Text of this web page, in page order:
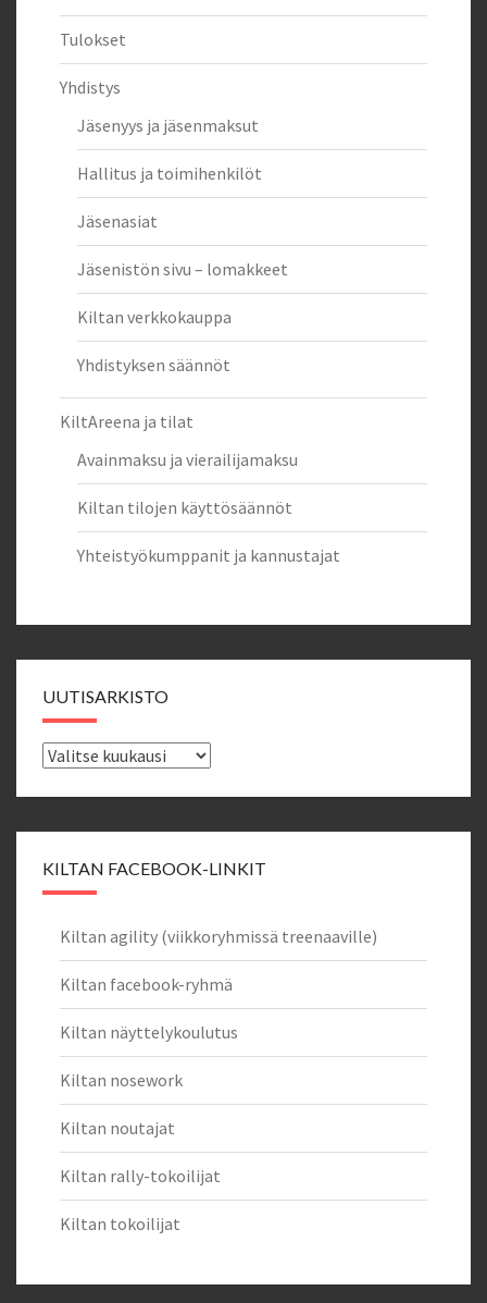
Tulokset
Yhdistys
Jäsenyys ja jäsenmaksut
Hallitus ja toimihenkilöt
Jäsenasiat
Jäsenistön sivu – lomakkeet
Kiltan verkkokauppa
Yhdistyksen säännöt
KiltAreena ja tilat
Avainmaksu ja vierailijamaksu
Kiltan tilojen käyttösäännöt
Yhteistyökumppanit ja kannustajat
UUTISARKISTO
Uutisarkisto
KILTAN FACEBOOK-LINKIT
Kiltan agility (viikkoryhmissä treenaaville)
Kiltan facebook-ryhmä
Kiltan näyttelykoulutus
Kiltan nosework
Kiltan noutajat
Kiltan rally-tokoilijat
Kiltan tokoilijat